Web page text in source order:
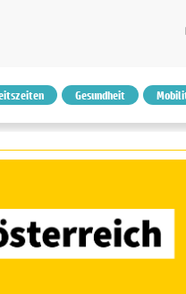
Gesundheit